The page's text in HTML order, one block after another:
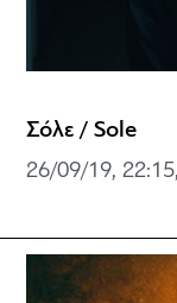
Σόλε / Sole
26/09/19,